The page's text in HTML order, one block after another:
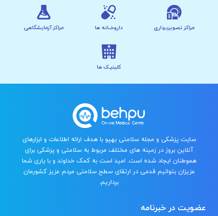
مراکز تصویربرداری داروخــانه ها مراکز آزمایشگاهی
کلینیـک ها
سایت پزشکی و مجله سلامتی بهپو با هدف ارائه اطلاعات و ابزارهای
آنلاین بروز در زمینه های مختلف مربوط به سلامتی و پزشکی برای
هموطنان ایجاد شده است. امید است به کمک خداوند و با یاری شما
عزیزان بتوانیم قدمی در ارتقای سطح سلامتی مردم عزیز کشورمان
برداریم.
عضویت در خبرنامه